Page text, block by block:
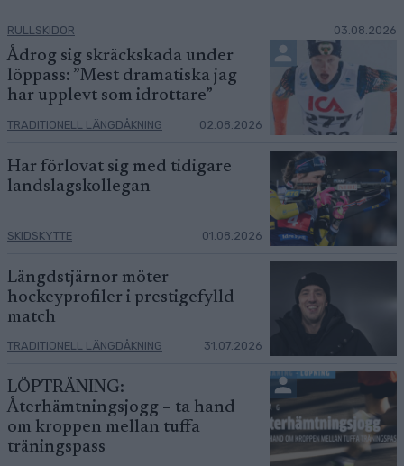
RULLSKIDOR 03.08.2026
Ådrog sig skräckskada under
löppass: ”Mest dramatiska jag
har upplevt som idrottare”
TRADITIONELL LÄNGDÅKNING 02.08.2026
Har förlovat sig med tidigare
landslagskollegan
SKIDSKYTTE 01.08.2026
Längdstjärnor möter
hockeyprofiler i prestigefylld
match
TRADITIONELL LÄNGDÅKNING 31.07.2026
LÖPTRÄNING:
Återhämtningsjogg – ta hand
om kroppen mellan tuffa
träningspass